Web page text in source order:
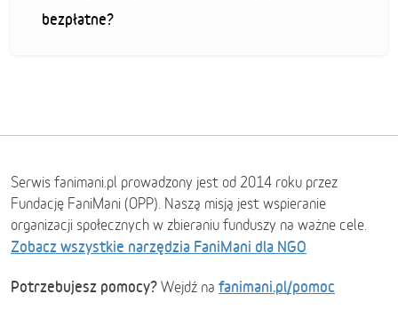
bezpłatne?
Serwis fanimani.pl prowadzony jest od 2014 roku przez
Fundację FaniMani (OPP). Naszą misją jest wspieranie
organizacji społecznych w zbieraniu funduszy na ważne cele.
Zobacz wszystkie narzędzia FaniMani dla NGO
Potrzebujesz pomocy? Wejdź na fanimani.pl/pomoc